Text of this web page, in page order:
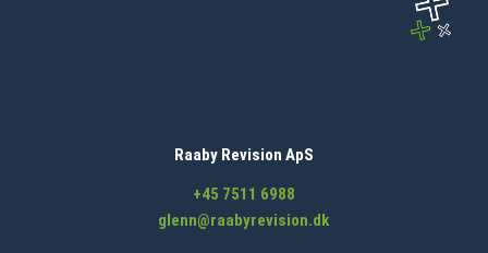
Raaby Revision ApS
+45 7511 6988
glenn@raabyrevision.dk